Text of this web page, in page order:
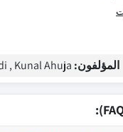
المؤلفون: , Kunal Ahuja